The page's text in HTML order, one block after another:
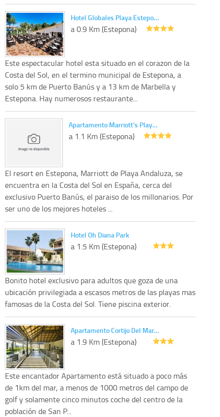
Hotel Globales Playa Estepo…
a 0.9 Km (Estepona)
Este espectacular hotel esta situado en el corazon de la
Costa del Sol, en el termino municipal de Estepona, a
solo 5 km de Puerto Banús y a 13 km de Marbella y
Estepona. Hay numerosos restaurante...
Apartamento Marriott's Play…
a 1.1 Km (Estepona)
El resort en Estepona, Marriott de Playa Andaluza, se
encuentra en la Costa del Sol en España, cerca del
exclusivo Puerto Banús, el paraiso de los millonarios. Por
ser uno de los mejores hoteles ...
Hotel Oh Diana Park
a 1.5 Km (Estepona)
Bonito hotel exclusivo para adultos que goza de una
ubicación privilegiada a escasos metros de las playas mas
famosas de la Costa del Sol. Tiene piscina exterior.
Apartamento Cortijo Del Mar…
a 1.9 Km (Estepona)
Este encantador Apartamento está situado a poco más
de 1km del mar, a menos de 1000 metros del campo de
golf y solamente cinco minutos coche del centro de la
población de San P...